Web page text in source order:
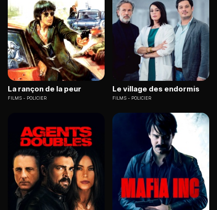
La rançon de la peur
FILMS POLICIER
Le village des endormis
FILMS POLICIER